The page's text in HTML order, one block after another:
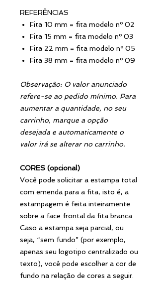
REFERÊNCIAS
Fita 10 mm = fita modelo nº 02
Fita 15 mm = fita modelo nº 03
Fita 22 mm = fita modelo nº 05
Fita 38 mm = fita modelo nº 09
Observação: O valor anunciado
refere-se ao pedido mínimo. Para
aumentar a quantidade, no seu
carrinho, marque a opção
desejada e automaticamente o
valor irá se alterar no carrinho.
CORES (opcional)
Você pode solicitar a estampa total
com emenda para a fita, isto é, a
estampagem é feita inteiramente
sobre a face frontal da fita branca.
Caso a estampa seja parcial, ou
seja, “sem fundo” (por exemplo,
apenas seu logotipo centralizado ou
texto), você pode escolher a cor de
fundo na relação de cores a seguir.